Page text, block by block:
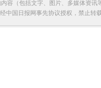
容（包括文字、图片、多媒体资
中国日报网事先协议授权，禁止转